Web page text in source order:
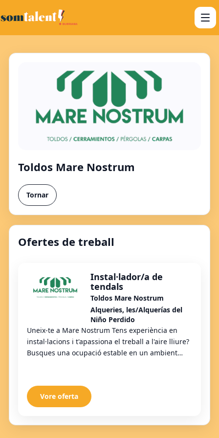
Toldos Mare Nostrum
Tornar
Ofertes de treball
Instal·lador/a de
tendals
Toldos Mare Nostrum
Alqueries, les/Alquerías del
Niño Perdido
Uneix-te a Mare Nostrum Tens experiència en
instal·lacions i t'apassiona el treball a l'aire lliure?
Busques una ocupació estable en un ambient
Vore oferta